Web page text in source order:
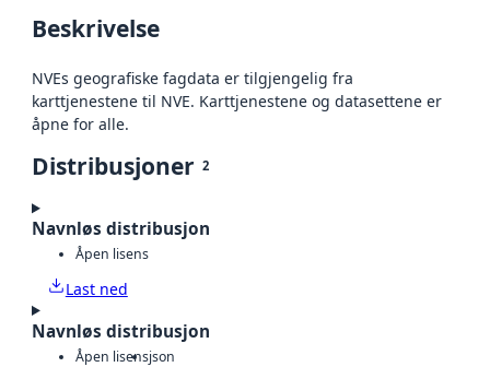
Beskrivelse
NVEs geografiske fagdata er tilgjengelig fra
karttjenestene til NVE. Karttjenestene og datasettene er
åpne for alle.
Distribusjoner 2
Navnløs distribusjon
Åpen lisens
Last ned
Navnløs distribusjon
Åpen lisensjson